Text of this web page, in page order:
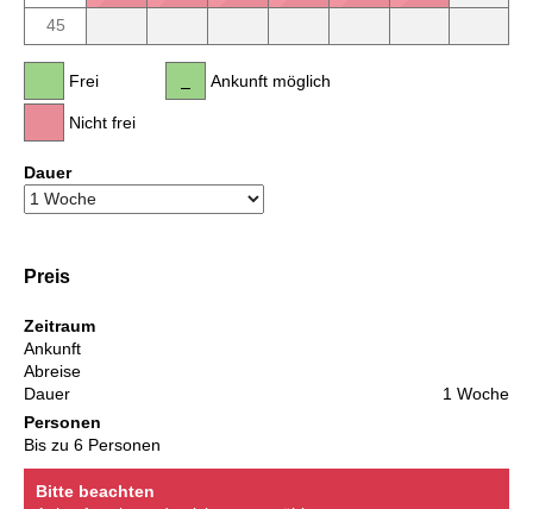
45
Frei
Nicht frei
Ankunft möglich
Dauer
Preis
Zeitraum
Ankunft
Abreise
Dauer
1 Woche
Personen
Bis zu 6 Personen
Bitte beachten